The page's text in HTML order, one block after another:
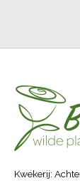
Kwekerij: